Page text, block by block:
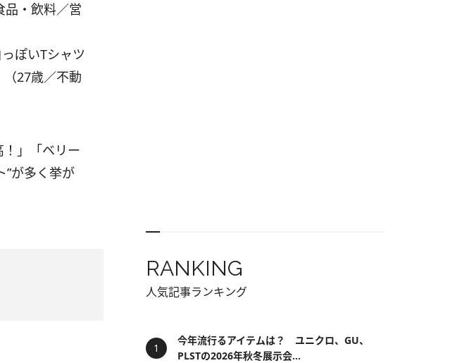
品・飲料／営
ぽいTシャツ
27歳／不動
」「ベリー
”が多く挙が
RANKING
人気記事ランキング
今年流行るアイテムは？ ユニクロ、GU、
PLSTの2026年秋冬展示会...